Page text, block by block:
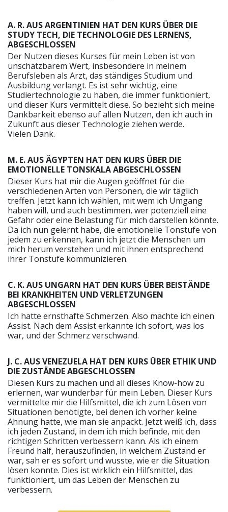
A. R. AUS ARGENTINIEN HAT DEN KURS ÜBER DIE
STUDY TECH, DIE TECHNOLOGIE DES LERNENS,
ABGESCHLOSSEN
Der Nutzen dieses Kurses für mein Leben ist von
unschätzbarem Wert, insbesondere in meinem
Berufsleben als Arzt, das ständiges Studium und
Ausbildung verlangt. Es ist sehr wichtig, eine
Studiertechnologie zu haben, die immer funktioniert,
und dieser Kurs vermittelt diese. So bezieht sich meine
Dankbarkeit ebenso auf allen Nutzen, den ich auch in
Zukunft aus dieser Technologie ziehen werde.
Vielen Dank.
M. E. AUS ÄGYPTEN HAT DEN KURS ÜBER DIE
EMOTIONELLE TONSKALA ABGESCHLOSSEN
Dieser Kurs hat mir die Augen geöffnet für die
verschiedenen Arten von Personen, die wir täglich
treffen. Jetzt kann ich wählen, mit wem ich Umgang
haben will, und auch bestimmen, wer potenziell eine
Gefahr oder eine Belastung für mich darstellen könnte.
Da ich nun gelernt habe, die emotionelle Tonstufe von
jedem zu erkennen, kann ich jetzt die Menschen um
mich herum verstehen und mit ihnen entsprechend
ihrer Tonstufe kommunizieren.
C. K. AUS UNGARN HAT DEN KURS ÜBER BEISTÄNDE
BEI KRANKHEITEN UND VERLETZUNGEN
ABGESCHLOSSEN
Ich hatte ernsthafte Schmerzen. Also machte ich einen
Assist. Nach dem Assist erkannte ich sofort, was los
war, und der Schmerz verschwand.
J. C. AUS VENEZUELA HAT DEN KURS ÜBER ETHIK UND
DIE ZUSTÄNDE ABGESCHLOSSEN
Diesen Kurs zu machen und all dieses Know-how zu
erlernen, war wunderbar für mein Leben. Dieser Kurs
vermittelte mir die Hilfsmittel, die ich zum Lösen von
Situationen benötigte, bei denen ich vorher keine
Ahnung hatte, wie man sie anpackt. Jetzt weiß ich, dass
ich jeden Zustand, in dem ich mich befinde, mit den
richtigen Schritten verbessern kann. Als ich einem
Freund half, herauszufinden, in welchem Zustand er
war, sah er es sofort und wusste, wie er die Situation
lösen konnte. Dies ist wirklich ein Hilfsmittel, das
funktioniert, um das Leben der Menschen zu
verbessern.